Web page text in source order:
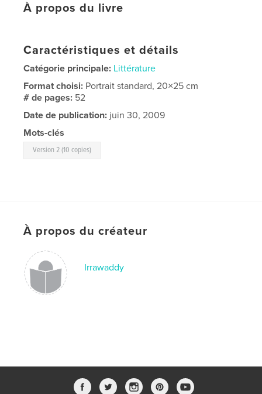
À propos du livre
Caractéristiques et détails
Catégorie principale: Littérature
Format choisi: Portrait standard, 20×25 cm
# de pages: 52
Date de publication: juin 30, 2009
Mots-clés
Version 2 (10 copies)
À propos du créateur
Irrawaddy